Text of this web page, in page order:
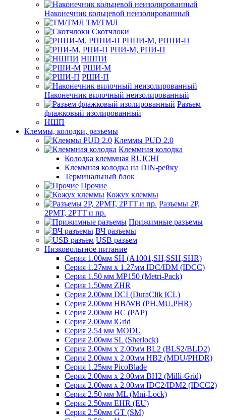
Наконечник кольцевой неизолированный
ТМ/ТМЛ
Скотчлоки
РППИ-М, РППИ-П
РПИ-М, РПИ-П
НШПИ
РШИ-М
РШИ-П
Наконечник вилочный неизолированный
Разъем
флажковый изолированный
НШП
Клеммы, колодки, разъемы
Клеммы PUD 2.0
Клеммная колодка
Колодка клеммная RUICHI
Клеммная колодка на DIN-рейку
Терминальный блок
Прочие
Кожух клеммы
Разъемы 2Р,
2РМТ, 2РТТ и пр.
Прижимные разъемы
ВЧ разъемы
USB разъем
Низковольтное питание
Серия 1.00мм SH (A1001,SH,SSH,SHR)
Серия 1.27мм x 1.27мм IDC/IDM (IDCC)
Серия 1.50 мм MP150 (Metri-Pack)
Серия 1.50мм ZHR
Серия 2.00мм DCI (DuraClik ICL)
Серия 2.00мм HB/WB (PH,MU,PHR)
Серия 2.00мм HC (PAP)
Серия 2.00мм iGrid
Серия 2,54 мм MODU
Серия 2.00мм SL (Sherlock)
Серия 2.00мм x 2.00мм BL2 (BLS2/BLD2)
Серия 2.00мм x 2.00мм HB2 (MDU/PHDR)
Серия 1.25мм PicoBlade
Серия 2.00мм х 2.00мм BH2 (Milli-Grid)
Серия 2.00мм х 2.00мм IDC2/IDM2 (IDCC2)
Серия 2.50 мм ML (Mni-Lock)
Серия 2.50мм EHR (EU)
Серия 2.50мм GT (SM)